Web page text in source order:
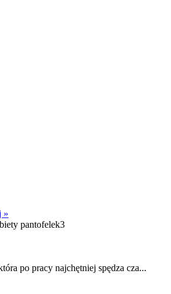
»
po pracy najchętniej spędza cza...